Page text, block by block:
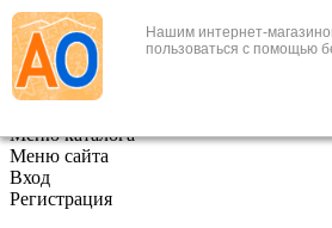
Нашим интернет-
пользоваться с помощью
+7 (495) 646-888-1
В корзине 0
Меню каталога
Меню сайта
Вход
Регистрация